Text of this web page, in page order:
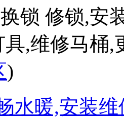
锁 修锁,安
,维修马桶,
)
水暖,安装